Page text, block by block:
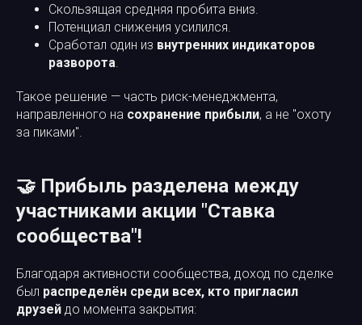
Скользящая средняя пробита вниз.
Потенциал снижения усилился.
Сработал один из внутренних индикаторов
разворота.
Такое решение — часть риск-менеджмента,
направленного на сохранение прибыли, а не "охоту
за пиками".
🤝 Прибыль разделена между
участниками акции "Ставка
сообщества"!
Благодаря активности сообщества, доход по сделке
был распределён среди всех, кто пригласил
друзей до момента закрытия: